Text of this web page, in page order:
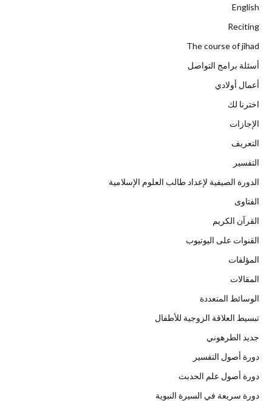
English
Reciting
The course of jihad
أسئلة برامج التواصل
أعمال أولادي
اخترنا لك
الإجازات
التعريف
التفسير
الدورة الصيفية لإعداد طالب العلوم الإسلامية
الفتاوى
القرآن الكريم
القنوات على اليوتيوب
المؤلفات
المقالات
الوسائط المتعددة
تبسيط العلاقة الزوجية للأطفال
جديد الطرهوني
دورة أصول التفسير
دورة أصول علم الحدبث
دورة سريعة في السيرة النبوية